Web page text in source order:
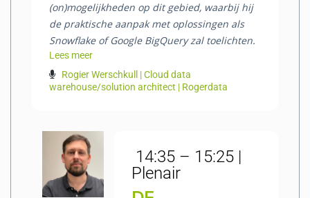
(on)mogelijkheden op dit gebied, waarbij hij
de praktische aanpak met oplossingen als
Snowflake of Google BigQuery zal toelichten.
Lees meer
Rogier Werschkull | Cloud data
warehouse/solution architect | Rogerdata
14:35 – 15:25 |
Plenair